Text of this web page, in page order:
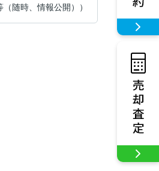
（随時、情報公開））